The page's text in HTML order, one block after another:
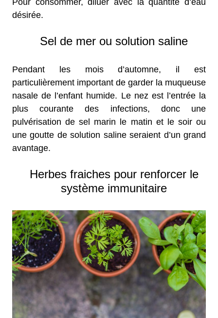
désirée.
Sel de mer ou solution saline
Pendant les mois d’automne, il est
particulièrement important de garder la muqueuse
nasale de l’enfant humide. Le nez est l’entrée la
plus courante des infections, donc une
pulvérisation de sel marin le matin et le soir ou
une goutte de solution saline seraient d’un grand
avantage.
Herbes fraiches pour renforcer le
système immunitaire